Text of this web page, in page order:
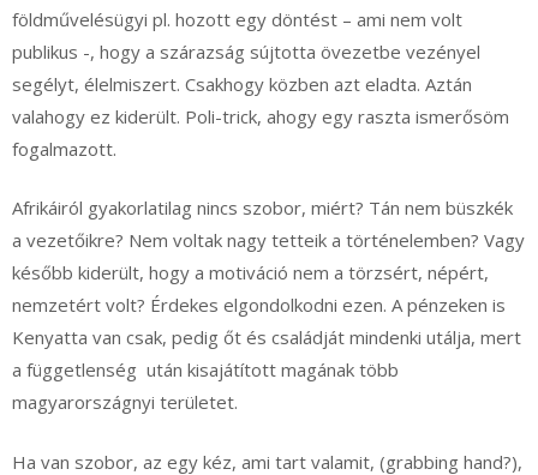
földművelésügyi pl. hozott egy döntést – ami nem volt
publikus -, hogy a szárazság sújtotta övezetbe vezényel
segélyt, élelmiszert. Csakhogy közben azt eladta. Aztán
valahogy ez kiderült. Poli-trick, ahogy egy raszta ismerősöm
fogalmazott.
Afrikáiról gyakorlatilag nincs szobor, miért? Tán nem büszkék
a vezetőikre? Nem voltak nagy tetteik a történelemben? Vagy
később kiderült, hogy a motiváció nem a törzsért, népért,
nemzetért volt? Érdekes elgondolkodni ezen. A pénzeken is
Kenyatta van csak, pedig őt és családját mindenki utálja, mert
a függetlenség után kisajátított magának több
magyarországnyi területet.
Ha van szobor, az egy kéz, ami tart valamit, (grabbing hand?),